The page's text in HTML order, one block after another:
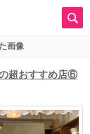
画像
超おすすめ店⑥